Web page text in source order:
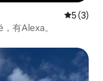
平均评分
5 (3)
有Alexa。